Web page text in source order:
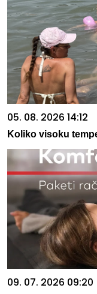
05. 08. 2026 14:12
Koliko visoku
09. 07. 2026 09:20